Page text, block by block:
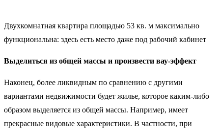
Двухкомнатная квартира площадью 53 кв. м максимально
функциональна: здесь есть место даже под рабочий кабинет
Выделиться из общей массы и произвести вау-эффект
Наконец, более ликвидным по сравнению с другими
вариантами недвижимости будет жилье, которое каким-либо
образом выделяется из общей массы. Например, имеет
прекрасные видовые характеристики. В частности, при